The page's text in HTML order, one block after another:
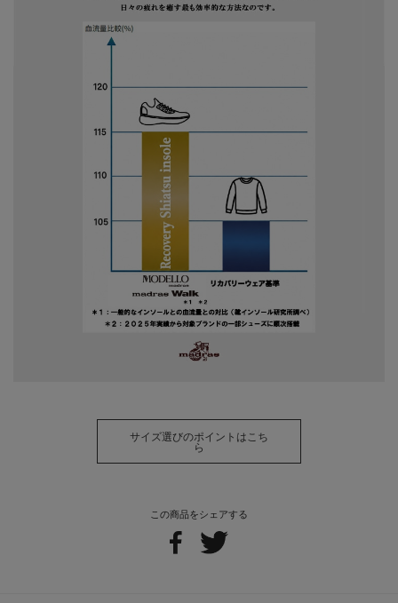
この商品をシェアする
サイズ選びのポイントはこち
ら